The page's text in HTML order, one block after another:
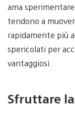
ama
tendono a
rapidamente più
spericolati per
vantaggiosi.
Sfruttare